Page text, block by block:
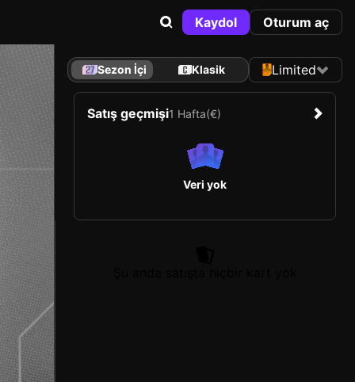
Kaydol Oturum aç
Sezon İçi Klasik Limited
Satış geçmişi1 Hafta(€)
Veri yok